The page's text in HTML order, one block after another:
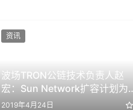
波场TRON公链技术负责人赵
宏：Sun Network扩容计划为
荣波场生态筑基
2019年4月24日
资讯